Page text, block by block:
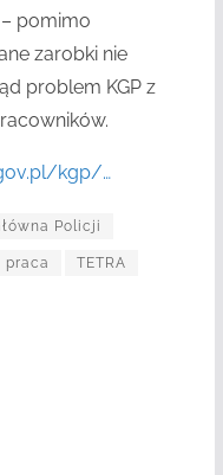
pomimo
zarobki nie
problem KGP z
kgp/…
Policji
praca TETRA